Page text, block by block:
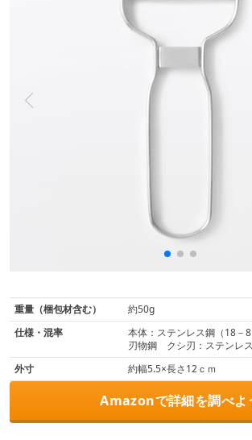
重量（梱包材含む）
約50g
仕様・混率
本体：ステンレス鋼（18
刃物鋼 クシ刃：ステンレス
外寸
約幅5.5×長さ12ｃｍ
Amazonで詳細を調べよ